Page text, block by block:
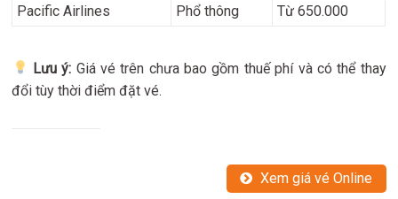
Pacific Airlines
Phổ thông Từ 650.000
Lưu ý: Giá vé trên chưa bao gồm thuế phí và có thể thay
đổi tùy thời điểm đặt vé.
Xem giá vé Online